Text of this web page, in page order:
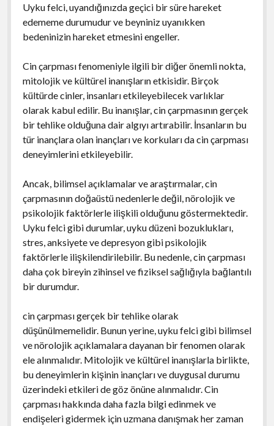
Uyku felci, uyandığınızda geçici bir süre hareket
edememe durumudur ve beyniniz uyanıkken
bedeninizin hareket etmesini engeller.
Cin çarpması fenomeniyle ilgili bir diğer önemli nokta,
mitolojik ve kültürel inanışların etkisidir. Birçok
kültürde cinler, insanları etkileyebilecek varlıklar
olarak kabul edilir. Bu inanışlar, cin çarpmasının gerçek
bir tehlike olduğuna dair algıyı artırabilir. İnsanların bu
tür inançlara olan inançları ve korkuları da cin çarpması
deneyimlerini etkileyebilir.
Ancak, bilimsel açıklamalar ve araştırmalar, cin
çarpmasının doğaüstü nedenlerle değil, nörolojik ve
psikolojik faktörlerle ilişkili olduğunu göstermektedir.
Uyku felci gibi durumlar, uyku düzeni bozuklukları,
stres, anksiyete ve depresyon gibi psikolojik
faktörlerle ilişkilendirilebilir. Bu nedenle, cin çarpması
daha çok bireyin zihinsel ve fiziksel sağlığıyla bağlantılı
bir durumdur.
cin çarpması gerçek bir tehlike olarak
düşünülmemelidir. Bunun yerine, uyku felci gibi bilimsel
ve nörolojik açıklamalara dayanan bir fenomen olarak
ele alınmalıdır. Mitolojik ve kültürel inanışlarla birlikte,
bu deneyimlerin kişinin inançları ve duygusal durumu
üzerindeki etkileri de göz önüne alınmalıdır. Cin
çarpması hakkında daha fazla bilgi edinmek ve
endişeleri gidermek için uzmana danışmak her zaman